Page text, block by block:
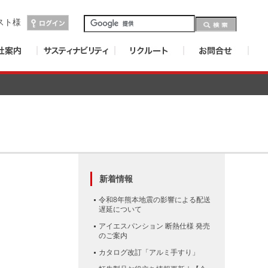
ト様
新着情報
令和8年熊本地震の影響による配送
遅延について
アイエスパンション 断熱仕様 発売
のご案内
カタログ改訂「アルミ手すり」